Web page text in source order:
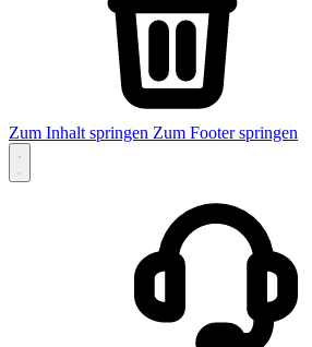
Zum Inhalt springen Zum Footer springen